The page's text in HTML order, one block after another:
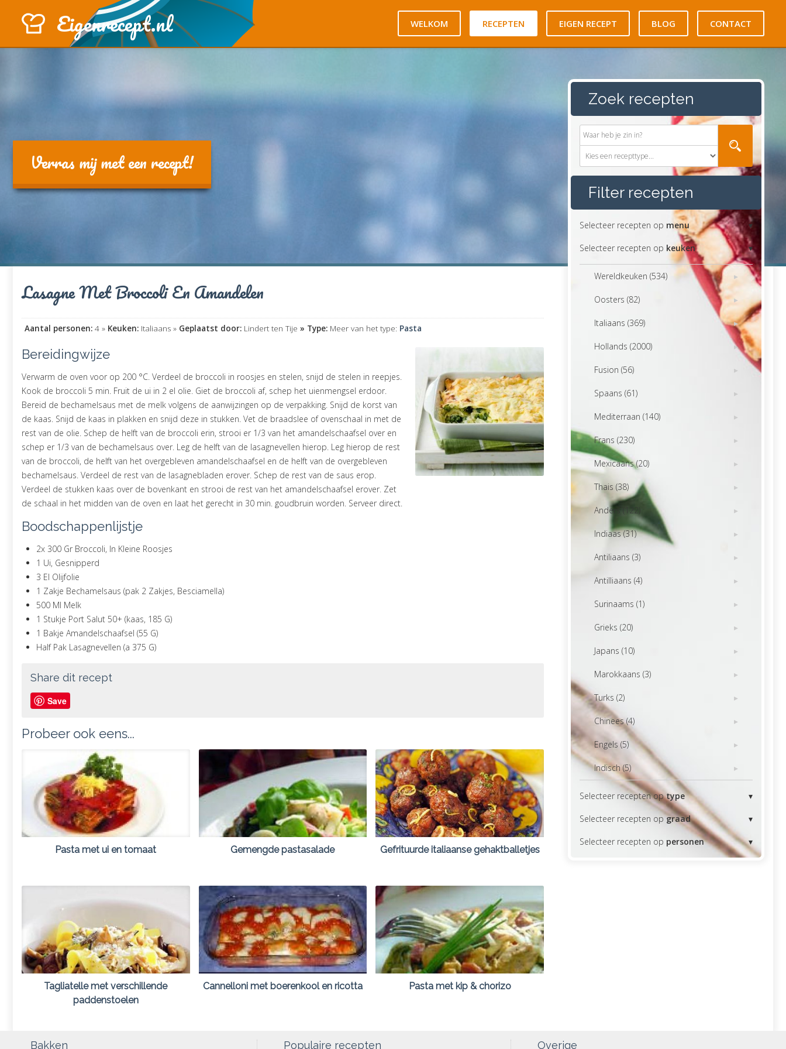
Eigenrecept.nl WELKOM RECEPTEN EIGEN RECEPT BLOG CONTACT
Verras mij met een recept!
Lasagne Met Broccoli En Amandelen
Aantal personen: 4 » Keuken: Italiaans » Geplaatst door: Lindert ten Tije » Type: Meer van het type: Pasta
Bereidingwijze
Verwarm de oven voor op 200 °C. Verdeel de broccoli in roosjes en stelen, snijd de stelen in reepjes.
Kook de broccoli 5 min. Fruit de ui in 2 el olie. Giet de broccoli af, schep het uienmengsel erdoor.
Bereid de bechamelsaus met de melk volgens de aanwijzingen op de verpakking. Snijd de korst van
de kaas. Snijd de kaas in plakken en snijd deze in stukken. Vet de braadslee of ovenschaal in met de
rest van de olie. Schep de helft van de broccoli erin, strooi er 1/3 van het amandelschaafsel over en
schep er 1/3 van de bechamelsaus over. Leg de helft van de lasagnevellen hierop. Leg hierop de rest
van de broccoli, de helft van het overgebleven amandelschaafsel en de helft van de overgebleven
bechamelsaus. Verdeel de rest van de lasagnebladen erover. Schep de rest van de saus erop.
Verdeel de stukken kaas over de bovenkant en strooi de rest van het amandelschaafsel erover. Zet
de schaal in het midden van de oven en laat het gerecht in 30 min. goudbruin worden. Serveer direct.
Boodschappenlijstje
2x 300 Gr Broccoli, In Kleine Roosjes
1 Ui, Gesnipperd
3 El Olijfolie
1 Zakje Bechamelsaus (pak 2 Zakjes, Besciamella)
500 Ml Melk
1 Stukje Port Salut 50+ (kaas, 185 G)
1 Bakje Amandelschaafsel (55 G)
Half Pak Lasagnevellen (a 375 G)
Share dit recept
Save
Probeer ook eens...
Pasta met ui en tomaat Gemengde pastasalade Gefrituurde italiaanse gehaktballetjes
Tagliatelle met verschillende
paddenstoelen
Cannelloni met boerenkool en ricotta Pasta met kip & chorizo
Zoek recepten
Filter recepten
Selecteer recepten op menu
Selecteer recepten op keuken
Wereldkeuken (534)
Oosters (82)
Italiaans (369)
Hollands (2000)
Fusion (56)
Spaans (61)
Mediterraan (140)
Frans (230)
Mexicaans (20)
Thais (38)
Anders (122)
Indiaas (31)
Antiliaans (3)
Antilliaans (4)
Surinaams (1)
Grieks (20)
Japans (10)
Marokkaans (3)
Turks (2)
Chinees (4)
Engels (5)
Indisch (5)
Selecteer recepten optype
Selecteer recepten opgraad
Selecteer recepten op personen
Bakken Populaire recepten Overige